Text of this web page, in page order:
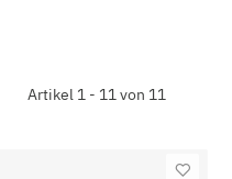
Artikel 1 - 11 von 11